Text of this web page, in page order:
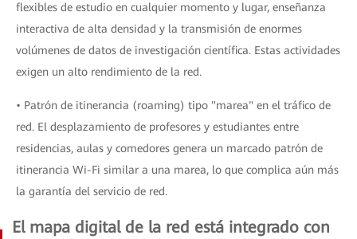
flexibles de estudio en cualquier momento y lugar, enseñanza
interactiva de alta densidad y la transmisión de enormes
volúmenes de datos de investigación científica. Estas actividades
exigen un alto rendimiento de la red.
• Patrón de itinerancia (roaming) tipo "marea" en el tráfico de
red. El desplazamiento de profesores y estudiantes entre
residencias, aulas y comedores genera un marcado patrón de
itinerancia Wi-Fi similar a una marea, lo que complica aún más
la garantía del servicio de red.
El mapa digital de la red está integrado con